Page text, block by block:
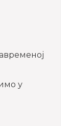
у